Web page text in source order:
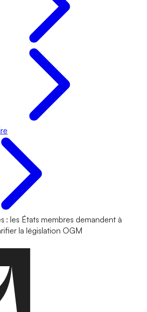
: les États membres demandent à
la législation OGM